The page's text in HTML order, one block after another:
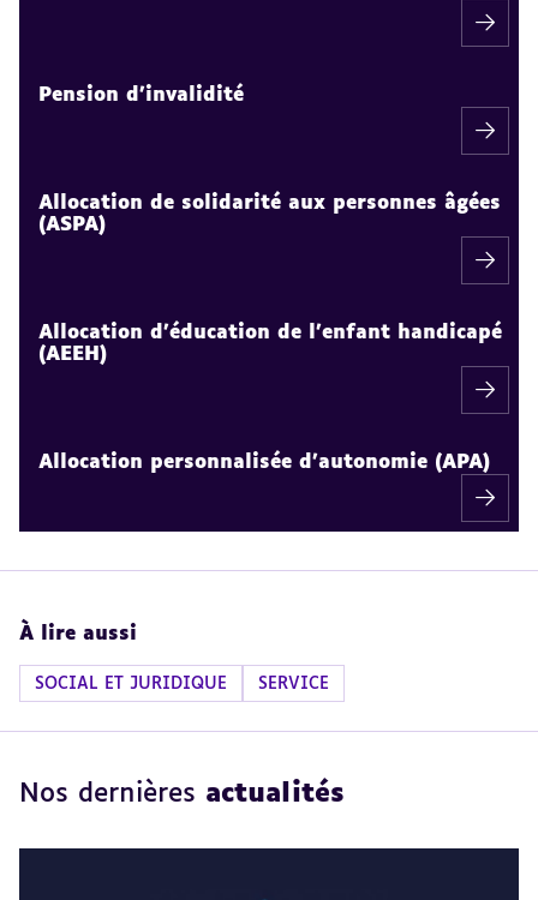
Pension d'invalidité
Allocation de solidarité aux personnes âgées
(ASPA)
Allocation d'éducation de l'enfant handicapé
(AEEH)
Allocation personnalisée d'autonomie (APA)
À lire aussi
SOCIAL ET JURIDIQUE SERVICE
Nos dernières actualités